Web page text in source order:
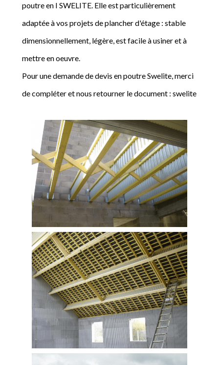
poutre en I SWELITE. Elle est particulièrement
adaptée à vos projets de plancher d'étage : stable
dimensionnellement, légère, est facile à usiner et à
mettre en oeuvre.
Pour une demande de devis en poutre Swelite, merci
de compléter et nous retourner le document : swelite